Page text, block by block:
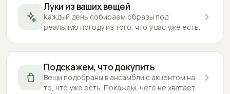
Луки из ваших вещей
Каждый день собираем образы под
реальную погоду из того, что у вас уже есть.
Подскажем, что докупить
Вещи подобраны в ансамбли с акцентом на
то, что уже есть. Покажем, чего не хватает.